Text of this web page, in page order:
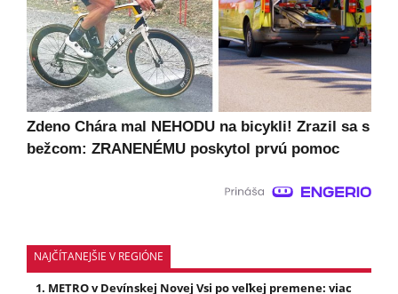
Zdeno Chára mal NEHODU na bicykli! Zrazil sa s
bežcom: ZRANENÉMU poskytol prvú pomoc
NAJČÍTANEJŠIE V REGIÓNE
METRO v Devínskej Novej Vsi po veľkej premene: viac